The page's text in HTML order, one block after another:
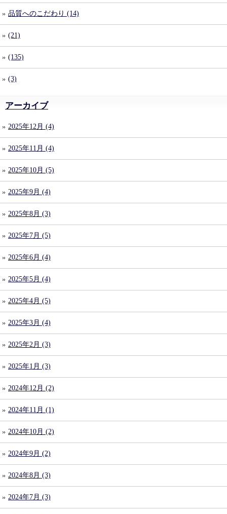
品質へのこだわり (14)
(21)
(135)
(3)
アーカイブ
2025年12月 (4)
2025年11月 (4)
2025年10月 (5)
2025年9月 (4)
2025年8月 (3)
2025年7月 (5)
2025年6月 (4)
2025年5月 (4)
2025年4月 (5)
2025年3月 (4)
2025年2月 (3)
2025年1月 (3)
2024年12月 (2)
2024年11月 (1)
2024年10月 (2)
2024年9月 (2)
2024年8月 (3)
2024年7月 (3)